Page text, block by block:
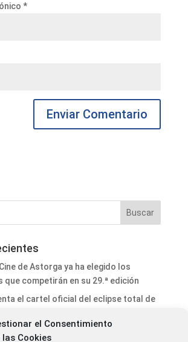
el Consentimiento
las Cookies
*
de Astorga ya ha elegido los
competirán en su 29.ª edición
el cartel oficial del eclipse total de